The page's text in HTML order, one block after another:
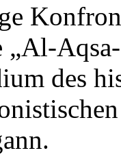
„Al-
des